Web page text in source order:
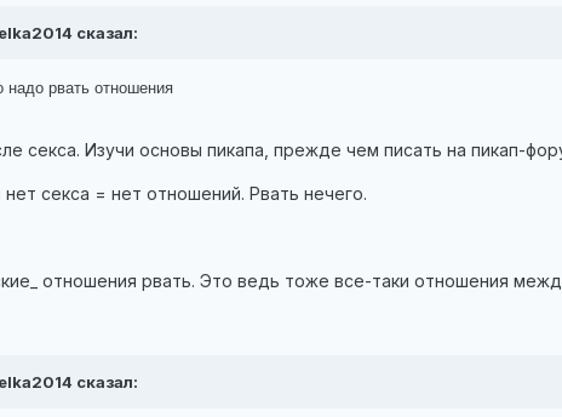
сказал:
надо рвать отношения
секса. Изучи основы пикапа, прежде чем писать на пикап-
секса = нет отношений. Рвать нечего.
отношения рвать. Это ведь тоже все-таки отношения
сказал: